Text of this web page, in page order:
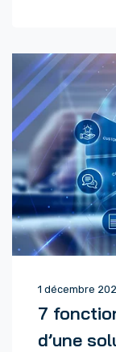
1 décembre
7
d’une